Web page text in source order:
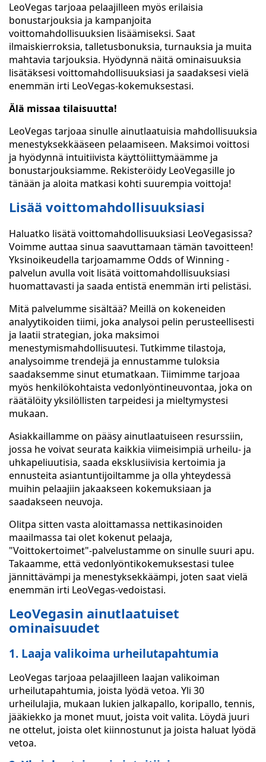
LeoVegas tarjoaa pelaajilleen myös erilaisia
bonustarjouksia ja kampanjoita
voittomahdollisuuksien lisäämiseksi. Saat
ilmaiskierroksia, talletusbonuksia, turnauksia ja muita
mahtavia tarjouksia. Hyödynnä näitä ominaisuuksia
lisätäksesi voittomahdollisuuksiasi ja saadaksesi vielä
enemmän irti LeoVegas-kokemuksestasi.
Älä missaa tilaisuutta!
LeoVegas tarjoaa sinulle ainutlaatuisia mahdollisuuksia
menestyksekkääseen pelaamiseen. Maksimoi voittosi
ja hyödynnä intuitiivista käyttöliittymäämme ja
bonustarjouksiamme. Rekisteröidy LeoVegasille jo
tänään ja aloita matkasi kohti suurempia voittoja!
Lisää voittomahdollisuuksiasi
Haluatko lisätä voittomahdollisuuksiasi LeoVegasissa?
Voimme auttaa sinua saavuttamaan tämän tavoitteen!
Yksinoikeudella tarjoamamme Odds of Winning -
palvelun avulla voit lisätä voittomahdollisuuksiasi
huomattavasti ja saada entistä enemmän irti pelistäsi.
Mitä palvelumme sisältää? Meillä on kokeneiden
analyytikoiden tiimi, joka analysoi pelin perusteellisesti
ja laatii strategian, joka maksimoi
menestymismahdollisuutesi. Tutkimme tilastoja,
analysoimme trendejä ja ennustamme tuloksia
saadaksemme sinut etumatkaan. Tiimimme tarjoaa
myös henkilökohtaista vedonlyöntineuvontaa, joka on
räätälöity yksilöllisten tarpeidesi ja mieltymystesi
mukaan.
Asiakkaillamme on pääsy ainutlaatuiseen resurssiin,
jossa he voivat seurata kaikkia viimeisimpiä urheilu- ja
uhkapeliuutisia, saada eksklusiivisia kertoimia ja
ennusteita asiantuntijoiltamme ja olla yhteydessä
muihin pelaajiin jakaakseen kokemuksiaan ja
saadakseen neuvoja.
Olitpa sitten vasta aloittamassa nettikasinoiden
maailmassa tai olet kokenut pelaaja,
"Voittokertoimet"-palvelustamme on sinulle suuri apu.
Takaamme, että vedonlyöntikokemuksestasi tulee
jännittävämpi ja menestyksekkäämpi, joten saat vielä
enemmän irti LeoVegas-vedoistasi.
LeoVegasin ainutlaatuiset
ominaisuudet
1. Laaja valikoima urheilutapahtumia
LeoVegas tarjoaa pelaajilleen laajan valikoiman
urheilutapahtumia, joista lyödä vetoa. Yli 30
urheilulajia, mukaan lukien jalkapallo, koripallo, tennis,
jääkiekko ja monet muut, joista voit valita. Löydä juuri
ne ottelut, joista olet kiinnostunut ja joista haluat lyödä
vetoa.